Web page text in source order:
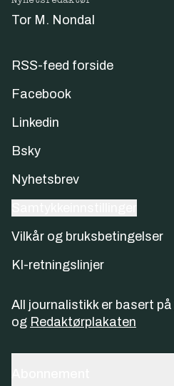
Tor M. Nondal
RSS-feed forside
Facebook
Linkedin
Bsky
Nyhetsbrev
Vilkår og bruksbetingelser
KI-retningslinjer
All journalistikk er basert på
og Redaktørplakaten